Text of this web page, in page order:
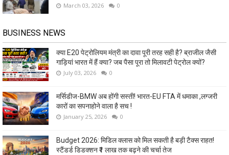
March 03, 2026 0
BUSINESS NEWS
क्या E20 पेट्रोलियम मंत्री का दावा पूरी तरह सही है? ब्राजील जैसी
गाड़ियां भारत में हैं क्या? जब पैसा पूरा तो मिलावटी पेट्रोल क्यों?
July 03, 2026 0
मर्सिडीज-BMW अब होंगी सस्ती! भारत-EU FTA में धमाका ,लग्जरी
कारों का सपनाहोने वाला है सच !
January 25, 2026 0
Budget 2026: मिडिल क्लास को मिल सकती है बड़ी टैक्स राहत!
स्टैंडर्ड डिडक्शन ₹1 लाख तक बढ़ने की चर्चा तेज